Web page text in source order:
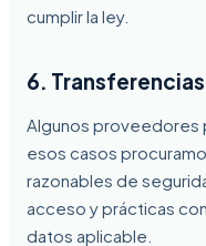
cumplir la ley.
6.
Algunos proveedores
esos casos
razonables de
acceso y prácticas
datos aplicable.